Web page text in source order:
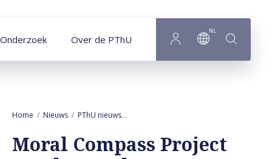
Onderzoek Over de PThU
NL
Home Nieuws PThU nieuws
Moral Compass Project